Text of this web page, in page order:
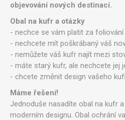
objevování nových destinací.
Obal na kufr a otázky
- nechce se vám platit za
- nechcete mít poškrábaný váš
- nemůžete váš kufr najít mezi
- máte starý kufr, ale nechcete jej
- chcete změnit design vašeho
Máme řešení!
Jednoduše nasadíte obal na kufr
moderním designu. Obal ochrání